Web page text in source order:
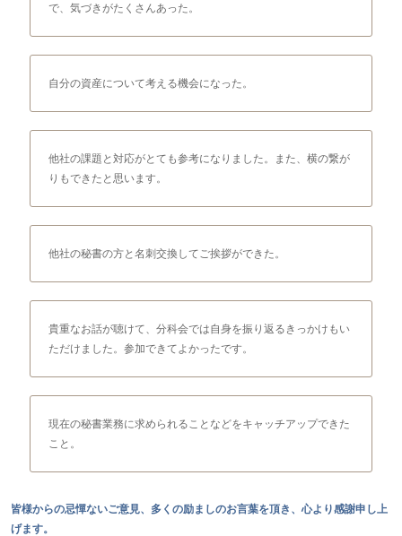
で、気づきがたくさんあった。
自分の資産について考える機会になった。
他社の課題と対応がとても参考になりました。また、横の繋が
りもできたと思います。
他社の秘書の方と名刺交換してご挨拶ができた。
貴重なお話が聴けて、分科会では自身を振り返るきっかけもい
ただけました。参加できてよかったです。
現在の秘書業務に求められることなどをキャッチアップできた
こと。
皆様からの忌憚ないご意見、多くの励ましのお言葉を頂き、心より感謝申し上
げます。